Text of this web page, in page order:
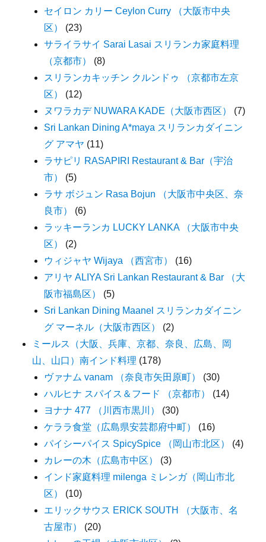
セイロン カリー Ceylon Curry （大阪市中央
区）
(23)
サライラサイ Sarai Lasai スリランカ家庭料理
（京都市）
(8)
スリランカキッチン クルンドゥ （京都市左京
区）
(12)
ヌワラカデ NUWARA KADE（大阪市西区）
(7)
Sri Lankan Dining A*maya スリランカダイニン
グ アマヤ (11)
ラサピリ RASAPIRI Restaurant & Bar（宇治
市）
(5)
ラサ ボジュン Rasa Bojun （大阪市中央区、奈
良市）
(6)
ラッキーランカ LUCKY LANKA （大阪市中央
区）
(2)
ウィジャヤ Wijaya （西宮市）
(16)
アリヤ ALIYA Sri Lankan Restaurant & Bar （大
阪市福島区）
(5)
Sri Lankan Dining Maanel スリランカダイニン
グ マーネル（大阪市西区）
(2)
ミールス（大阪、兵庫、京都、奈良、広島、岡
山、山口）南インド料理 (178)
ヴァナム vanam （奈良市矢田原町）
(30)
ハルヒナ スパイス＆フード （京都市）
(14)
ヨナナ 477 （川西市黒川）
(30)
ケララ食堂（広島県安芸郡府中町）
(16)
パイシーパイス SpicySpice （岡山市北区）
(4)
カレーの木（広島市中区）
(3)
インド家庭料理 milenga ミレンガ（岡山市北
区）
(10)
エリックサウス ERICK SOUTH （大阪市、名
古屋市）
(20)